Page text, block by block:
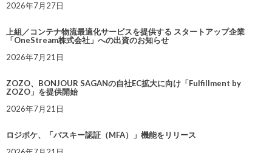
2026年7月27日
上組／コンテナ物流最適化サービスを提供する スタートアップ企業
「OneStream株式会社」への出資のお知らせ
2026年7月21日
ZOZO、BONJOUR SAGANの自社EC拡大に向け「Fulfillment by
ZOZO」を提供開始
2026年7月21日
ロジポケ、「パスキー認証（MFA）」機能をリリース